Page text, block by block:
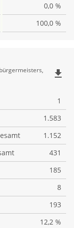
0,0 %
100,0 %
file_download
1
1.583
1.152
431
185
8
193
12,2 %